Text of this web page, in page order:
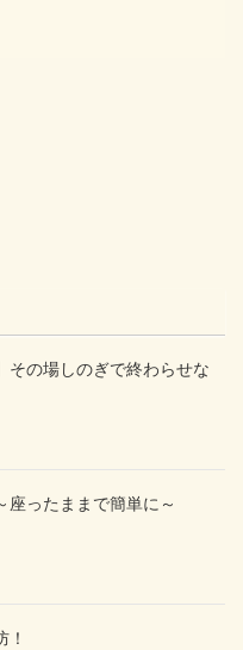
その場しのぎで終わらせな
ったままで簡単に～
！